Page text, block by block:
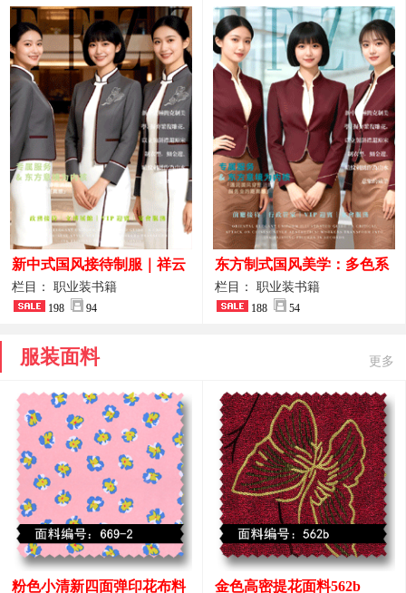
新中式国风接待制服｜祥云
刺绣打造高端厅堂东方美学
栏目： 职业装书籍
198 94
东方制式国风美学：多色系
新中式前厅管家VIP接待员
工作服合集
栏目： 职业装书籍
188 54
服装面料 更多
粉色小清新四面弹印花布料 金色高密提花面料562b